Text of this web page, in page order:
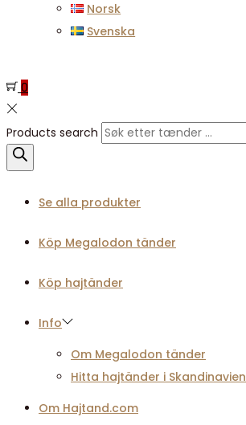
Norsk
Svenska
0
Products search
Se alla produkter
Köp Megalodon tänder
Köp hajtänder
Info
Om Megalodon tänder
Hitta hajtänder i Skandinavien
Om Hajtand.com